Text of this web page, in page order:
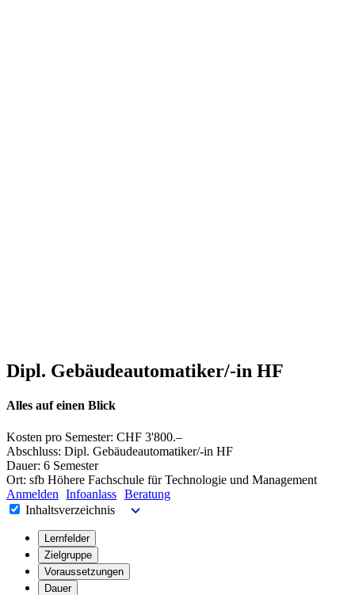
Dipl. Gebäudeautomatiker/-in HF
Alles auf einen Blick
Kosten pro Semester: CHF 3'800.–
Abschluss: Dipl. Gebäudeautomatiker/-in HF
Dauer: 6 Semester
Ort: sfb Höhere Fachschule für Technologie und Management
Anmelden
Infoanlass Beratung
Inhaltsverzeichnis
Lernfelder
Zielgruppe
Voraussetzungen
Dauer